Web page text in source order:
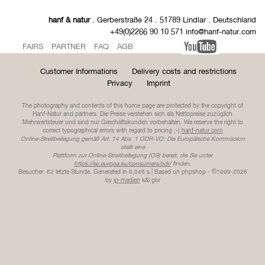
hanf & natur. Gerberstraße 24 . 51789 Lindlar . Deutschland
+49(0)2266 90 10 571 info@hanf-natur.com
FAIRS
PARTNER FAQ AGB
Customer Informations
Delivery costs and restrictions
Privacy
Imprint
The photography and contents of this home page are protected by the copyright of
Hanf-Natur and partners. Die Preise verstehen sich als Nettopreise zuzüglich
Mehrwertsteuer und sind nur Geschäftskunden vorbehalten. We reserve the right to
correct typographical errors with regard to pricing ;-) hanf-natur.com
Online-Streitbeilegung gemäß Art. 14 Abs. 1 ODR-VO: Die Europäische Kommission
stellt eine
Plattform zur Online-Streitbeilegung (OS) bereit, die Sie unter
https://ec.europa.eu/consumers/odr/finden.
Besucher: 62 letzte Stunde. Generated in 0,046 s | Based on phpshop - ©1999-2026
by ip-medien k&l gbr